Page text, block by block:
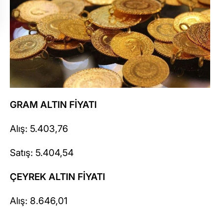
GRAM ALTIN FİYATI
Alış: 5.403,76
Satış: 5.404,54
ÇEYREK ALTIN FİYATI
Alış: 8.646,01